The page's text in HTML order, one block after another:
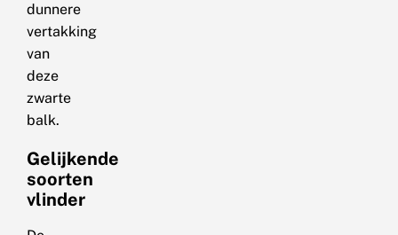
dunnere
vertakking
van
deze
zwarte
balk.
Gelijkende
soorten
vlinder